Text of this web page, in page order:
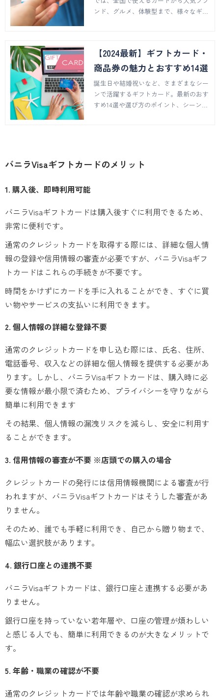
ンド、グルメ、体験型まで、様々なギフ
【2024最新】ギフトカード・
商品券の魅力とおすすめ14選
誕生日や結婚祝いなど、さまざまなシー
ンで活躍するギフトカード。最新のおす
すめ14選や選び方のポイント、シーン別
バニラVisaギフトカードのメリット
1. 購入後、即時利用可能
バニラVisaギフトカードは購入後すぐに利用できるため、
非常に便利です。
通常のクレジットカードを取得する際には、詳細な個人情
報の登録や信用情報の審査が必要ですが、バニラVisaギフ
トカードはこれらの手続きが不要です。
時間をかけずにカードを手に入れることができ、すぐに買
い物やサービスの支払いに利用できます。
2. 個人情報の詳細な登録不要
通常のクレジットカードを申し込む際には、氏名、住所、
電話番号、収入などの詳細な個人情報を提供する必要があ
ります。しかし、バニラVisaギフトカードは、購入時に必
要な情報が最小限で済むため、プライバシーを守りながら
簡単に利用できます
その結果、個人情報の漏洩リスクを減らし、安全に利用す
ることができます。
3. 信用情報の審査が不要 ※店頭での購入の場合
クレジットカードの発行には信用情報機関による審査が行
われますが、バニラVisaギフトカードはそうした審査があ
りません。
そのため、誰でも手軽に利用でき、自己から贈り物まで、
幅広い選択肢があります。
4. 銀行口座との連携不要
バニラVisaギフトカードは、銀行口座と連携する必要があ
りません。
銀行口座を持っていない若年層や、口座の管理が煩わしい
と感じる人でも、簡単に利用できるのが大きなメリットで
す。
5. 年齢・職業の確認が不要
通常のクレジットカードでは年齢や職業の確認が求められ